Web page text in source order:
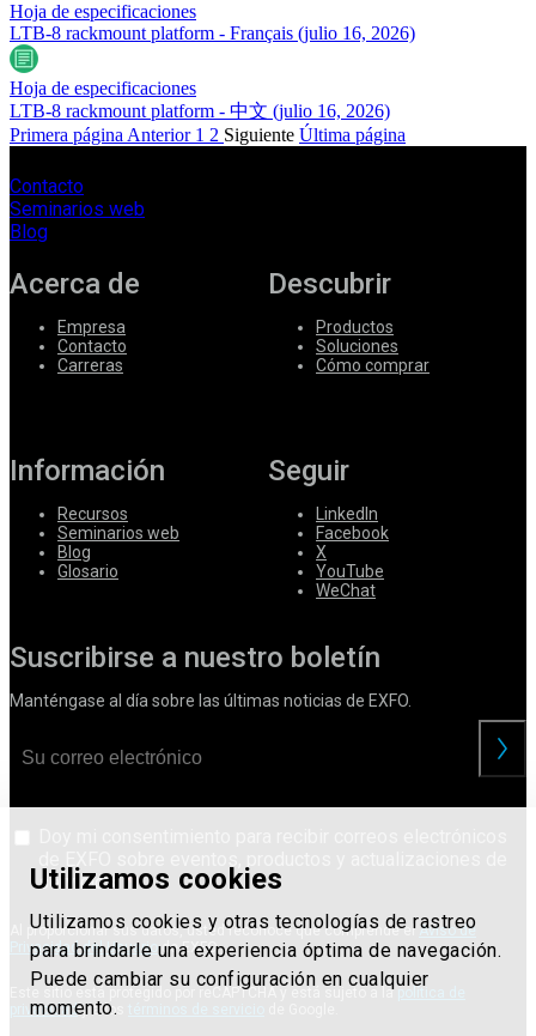
Utilizamos cookies
Utilizamos cookies y otras tecnologías de rastreo
para brindarle una experiencia óptima de navegación.
Puede cambiar su configuración en cualquier
momento.
Hoja de especificaciones
LTB-8 rackmount platform - Français (julio 16, 2026)
Hoja de especificaciones
LTB-8 rackmount platform - 中文 (julio 16, 2026)
Primera página Anterior 1 2 Siguiente Última página
Contacto
Seminarios web
Blog
Acerca de
Empresa
Contacto
Carreras
Descubrir
Productos
Soluciones
Cómo comprar
Información
Recursos
Seminarios web
Blog
Glosario
Seguir
LinkedIn
Facebook
X
YouTube
WeChat
Suscribirse a nuestro boletín
Manténgase al día sobre las últimas noticias de EXFO.
servicios.
Al proporcionar sus datos, usted reconoce que comprende el Aviso de
Privacidad del Usuario de EXFO.
Este sitio está protegido por reCAPTCHA y está sujeto a la
privacidady a los